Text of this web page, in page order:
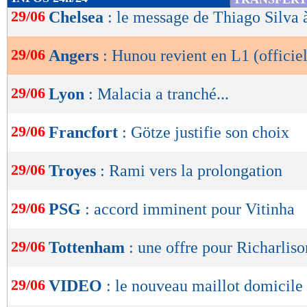
de
OK
29/06 Chelsea : le message de Thiago Silva
29/06 Angers : Hunou revient en L1
29/06 Lyon : Malacia a tranché...
29/06 Francfort : Götze justifie son choix
29/06 Troyes : Rami vers la prolongation
29/06 PSG : accord imminent pour Vitinha
29/06 Tottenham : une offre pour
29/06 VIDEO : le nouveau maillot domicile